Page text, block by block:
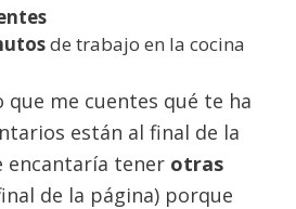
de trabajo en la cocina
que me cuentes qué te ha
están al final de la
encantaría tener otras
de la página) porque